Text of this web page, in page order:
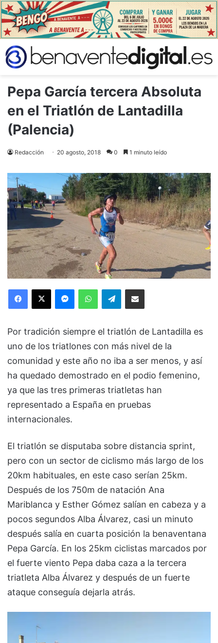
Pepa García tercera Absoluta
en el Triatlón de Lantadilla
(Palencia)
Redacción 20 agosto, 2018 0 1 minuto leído
Telegram
Por tradición siempre el triatlón de Lantadilla es
uno de los triatlones con más nivel de la
comunidad y este año no iba a ser menos, y así
ha quedado demostrado en el podio femenino,
ya que las tres primeras triatletas han
representado a España en pruebas
internacionales.
El triatlón se disputaba sobre distancia sprint,
pero con un sector de ciclismo más largo de los
20km habituales, en este caso serían 25km.
Después de los 750m de natación Ana
Mariblanca y Esther Gómez salían en cabeza y a
pocos segundos Alba Álvarez, casi un minuto
después salía en cuarta posición la benaventana
Pepa García. En los 25km ciclistas marcados por
el fuerte viento Pepa daba caza a la tercera
triatleta Alba Álvarez y después de un fuerte
ataque conseguía dejarla atrás.